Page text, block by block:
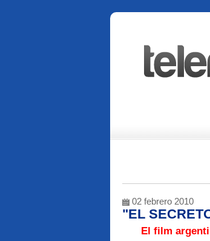
02 febrero 2010
"EL
El film